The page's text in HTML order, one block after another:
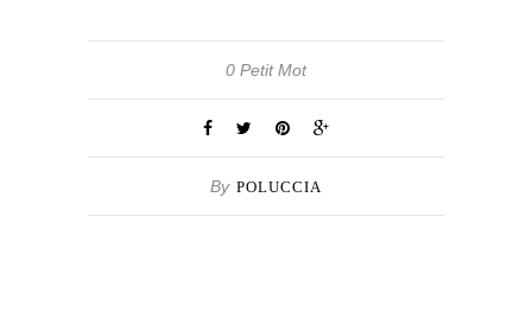
0 Petit Mot
By POLUCCIA